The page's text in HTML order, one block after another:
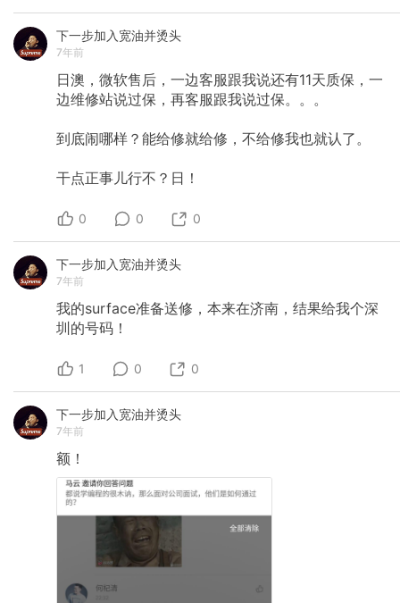
下一步加入宽油并烫头
7年前
日澳，微软售后，一边客服跟我说还有11天质保，一
边维修站说过保，再客服跟我说过保。。。
到底闹哪样？能给修就给修，不给修我也就认了。
干点正事儿行不？日！
0 0 0
下一步加入宽油并烫头
7年前
我的surface准备送修，本来在济南，结果给我个深
圳的号码！
1 0 0
下一步加入宽油并烫头
7年前
额！